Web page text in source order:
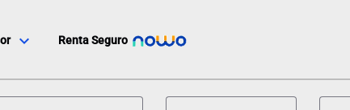
expand_more Renta Seguro